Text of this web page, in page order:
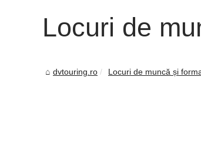
Locuri de
dvtouring.ro Locuri de muncă și